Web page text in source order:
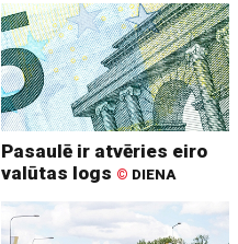
Pasaulē ir atvēries eiro
valūtas logs © DIENA